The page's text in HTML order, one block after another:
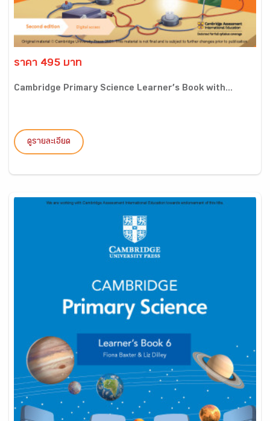
ราคา 495 บาท
Cambridge Primary Science Learner’s Book with...
ดูรายละเอียด